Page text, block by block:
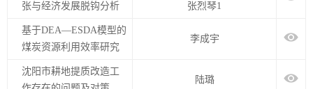
张与经济发展脱钩分析
张烈琴1
基于DEA—ESDA模型的
煤炭资源利用效率研究
李成宇
沈阳市耕地提质改造工
陆璐